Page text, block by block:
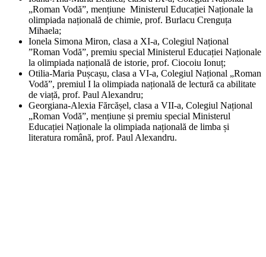
„Roman Vodă”, mențiune Ministerul Educației Naționale la
olimpiada națională de chimie, prof. Burlacu Crenguța
Mihaela;
Ionela Simona Miron, clasa a XI-a, Colegiul Național
”Roman Vodă”, premiu special Ministerul Educației Naționale
la olimpiada națională de istorie, prof. Ciocoiu Ionuț;
Otilia-Maria Pușcașu, clasa a VI-a, Colegiul Național „Roman
Vodă”, premiul I la olimpiada națională de lectură ca abilitate
de viață, prof. Paul Alexandru;
Georgiana-Alexia Fărcășel, clasa a VII-a, Colegiul Național
„Roman Vodă”, mențiune și premiu special Ministerul
Educației Naționale la olimpiada națională de limba și
literatura română, prof. Paul Alexandru.